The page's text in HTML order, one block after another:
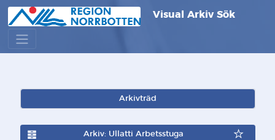
Visual Arkiv Sök
Arkivträd
Arkiv: Ullatti Arbetsstuga